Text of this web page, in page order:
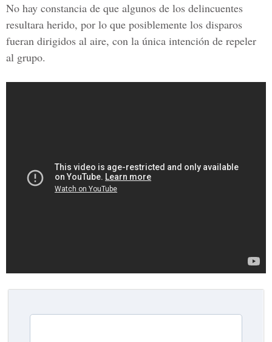
No hay constancia de que algunos de los delincuentes
resultara herido, por lo que posiblemente los disparos
fueran dirigidos al aire, con la única intención de repeler
al grupo.